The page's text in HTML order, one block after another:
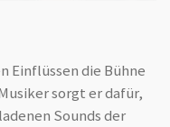
Einflüssen die Bühne
sorgt er dafür,
Sounds der